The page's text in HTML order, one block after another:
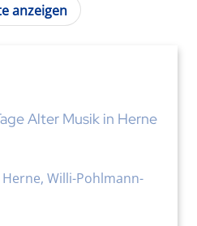
anzeigen
Alter Musik in Herne
Willi-Pohlmann-